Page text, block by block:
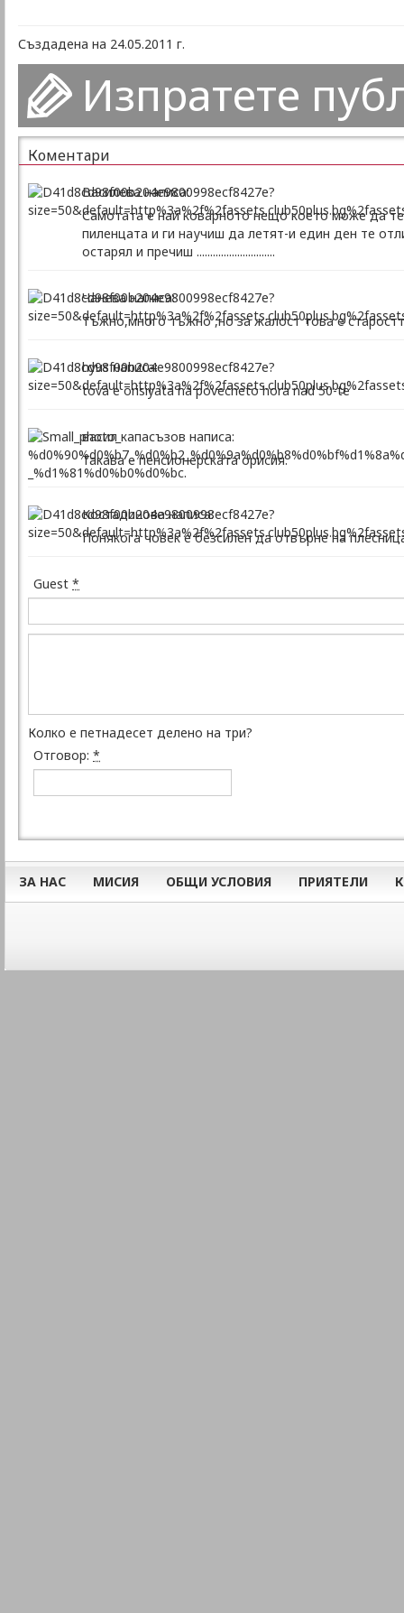
Създадена на 24.05.2011 г.
Изпратете
Коментари
Василева написа:
Самотата е най коварното нещо което може да
пиленцата и ги научиш да летят-и един ден те
остарял и пречиш .............................
Чанева написа:
Тъжно,много тъжно ,но за жалост това е
hyus написа:
tova e orisiyata na povecheto hora nad 50-te
васил капасъзов написа:
Такава е пенсионерската орисия.
Костадинова написа:
Понякога човек е безсилен да отвърне на
Guest *
Колко е петнадесет делено на три?
Отговор: *
ЗА НАС МИСИЯ ОБЩИ УСЛОВИЯ ПРИЯТЕЛИ